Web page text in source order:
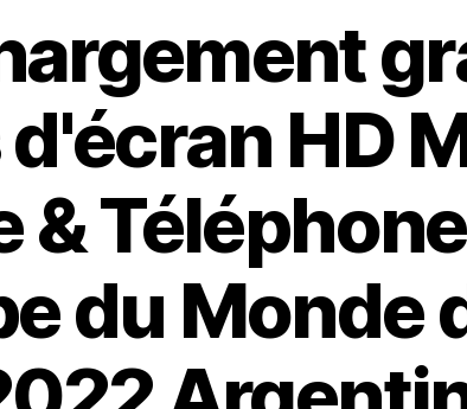
d'écran HD
&
du Monde